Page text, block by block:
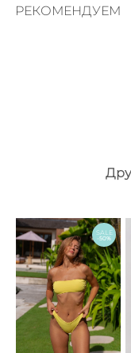
РЕКОМЕНДУЕМ
SALE
-50%